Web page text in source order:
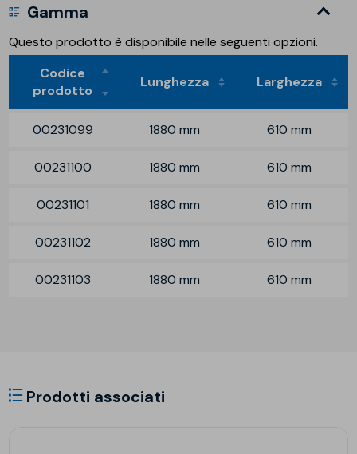
Gamma
Questo prodotto è disponibile nelle seguenti opzioni.
Codice
prodotto
Lunghezza Larghezza
00231099 1880 mm 610 mm
00231100 1880 mm 610 mm
00231101 1880 mm 610 mm
00231102 1880 mm 610 mm
00231103 1880 mm 610 mm
Prodotti associati